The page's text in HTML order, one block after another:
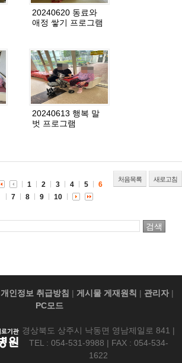
20240620 동료와
애정 쌓기 프로그램
20240613 행복 말
벗 프로그램
처음목록 새로고침
1 2 3 4 5
6
7
8 9 10
개인정보 취급방침 | 게시물 게재원칙 | 관리자 |
PC모드
경상북도 상주시 낙동면 영남제일로 841 |
TEL : 054-531-9988 | FAX : 054-534-
1622